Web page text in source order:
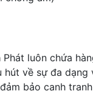
luôn chứa
về sự đa
bảo cạnh